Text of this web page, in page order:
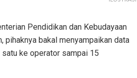
Pendidikan dan Kebudayaan
pihaknya bakal menyampaikan data
ke operator sampai 15